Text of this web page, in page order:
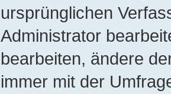
ursprünglichen
Administrator
bearbeiten, ändere
immer mit der